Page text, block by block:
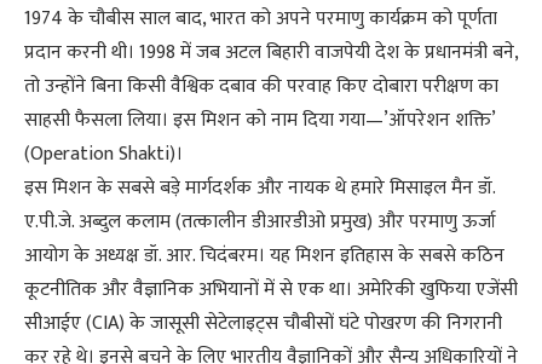
1974 के चौबीस साल बाद, भारत को अपने परमाणु कार्यक्रम को पूर्णता
प्रदान करनी थी। 1998 में जब अटल बिहारी वाजपेयी देश के प्रधानमंत्री बने,
तो उन्होंने बिना किसी वैश्विक दबाव की परवाह किए दोबारा परीक्षण का
साहसी फैसला लिया। इस मिशन को नाम दिया गया—’ऑपरेशन शक्ति’
(Operation Shakti)।
इस मिशन के सबसे बड़े मार्गदर्शक और नायक थे हमारे मिसाइल मैन डॉ.
ए.पी.जे. अब्दुल कलाम (तत्कालीन डीआरडीओ प्रमुख) और परमाणु ऊर्जा
आयोग के अध्यक्ष डॉ. आर. चिदंबरम। यह मिशन इतिहास के सबसे कठिन
कूटनीतिक और वैज्ञानिक अभियानों में से एक था। अमेरिकी खुफिया एजेंसी
सीआईए (CIA) के जासूसी सेटेलाइट्स चौबीसों घंटे पोखरण की निगरानी
कर रहे थे। इनसे बचने के लिए भारतीय वैज्ञानिकों और सैन्य अधिकारियों ने